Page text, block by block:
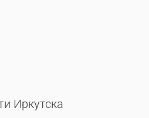
Иркутска